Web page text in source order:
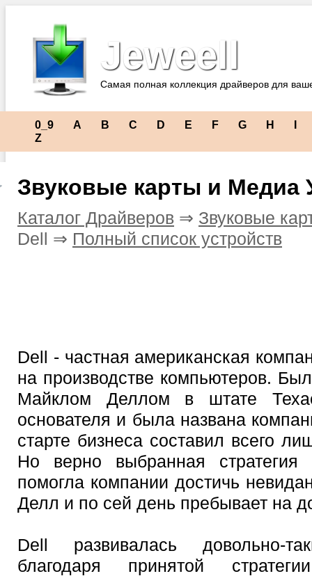
Jeweell
Самая полная коллекция драйверов для
0_9 A B C D E F G H
Z
Звуковые карты и Медиа
Каталог Драйверов ⇒ Звуковые
Dell ⇒ Полный список устройств
Dell - частная американская
на производстве компьютеров.
Майклом Деллом в штате
основателя и была названа
старте бизнеса составил всего
Но верно выбранная стратегия
помогла компании достичь
Делл и по сей день пребывает на
Dell развивалась довольно-
благодаря принятой